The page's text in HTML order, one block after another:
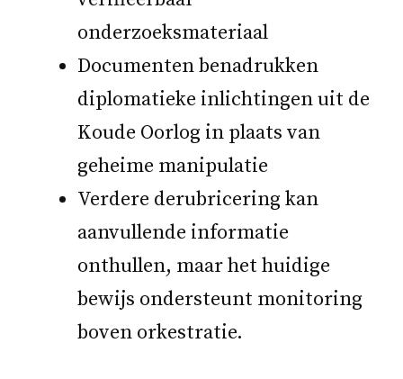
onderzoeksmateriaal
Documenten benadrukken
diplomatieke inlichtingen uit de
Koude Oorlog in plaats van
geheime manipulatie
Verdere derubricering kan
aanvullende informatie
onthullen, maar het huidige
bewijs ondersteunt monitoring
boven orkestratie.